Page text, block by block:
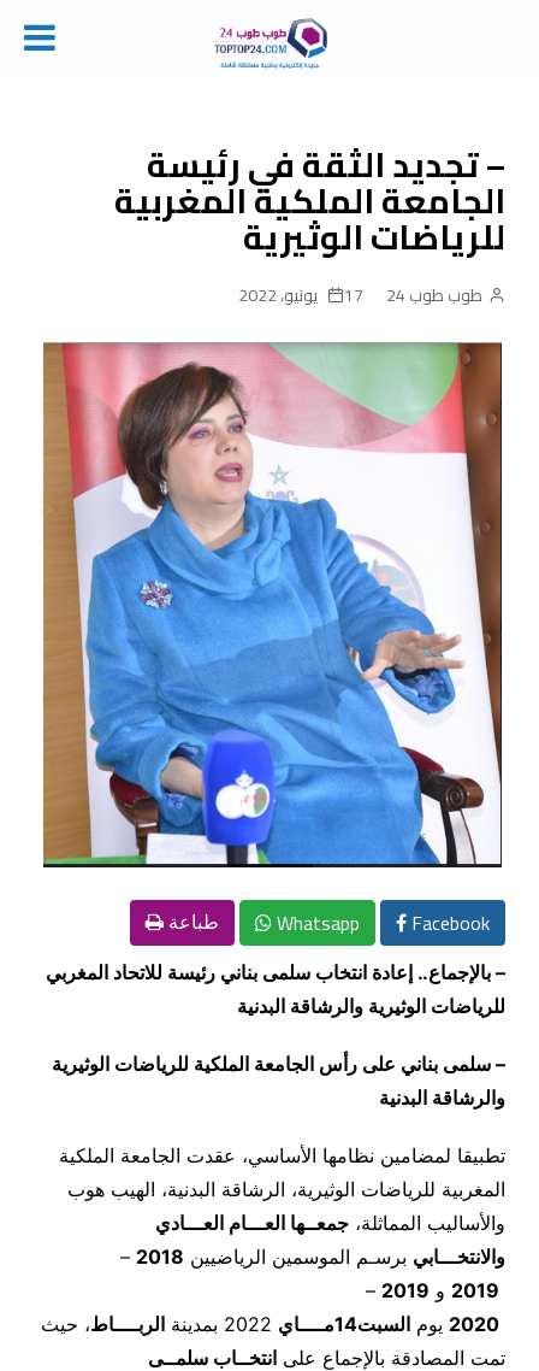
content– تجديد الثقة في رئيسة
الجامعة الملكية المغربية
للرياضات الوثيرية
طوب طوب 24 17 يونيو، 2022
Facebook
Whatsapp طباعة
– بالإجماع.. إعادة انتخاب سلمى بناني رئيسة للاتحاد المغربي
للرياضات الوثيرية والرشاقة البدنية
– سلمى بناني على رأس الجامعة الملكية للرياضات الوثيرية
والرشاقة البدنية
تطبيقا لمضامين نظامها الأساسي، عقدت الجامعة الملكية
المغربية للرياضات الوثيرية، الرشاقة البدنية، الهيب هوب
والأساليب المماثلة، جمعــها العـــام العـــادي
والانتخـــابي برسـم الموسمين الرياضيين 2018
–
2019 و 2019
–
2020 يوم السبت14مــــاي الربــــاط، حيث
تمت المصادقة بالإجماع على انتخــاب سلمــى